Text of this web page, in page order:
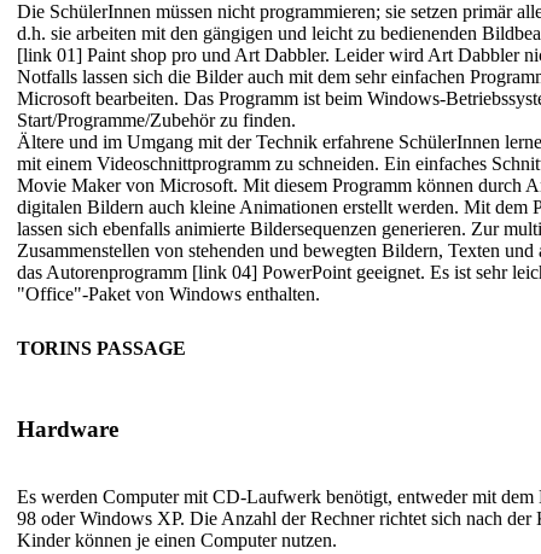
Die SchülerInnen müssen nicht programmieren; sie setzen primär
d.h. sie arbeiten mit den gängigen und leicht zu bedienenden
[link 01] Paint shop pro und Art Dabbler. Leider wird Art Dabbler
Notfalls lassen sich die Bilder auch mit dem sehr einfachen
Microsoft bearbeiten. Das Programm ist beim Windows-
Start/Programme/Zubehör zu finden.
Ältere und im Umgang mit der Technik erfahrene SchülerInnen
mit einem Videoschnittprogramm zu schneiden. Ein einfaches
Movie Makervon Microsoft. Mit diesem Programm können durch
digitalen Bildern auch kleine Animationen erstellt werden. Mit dem
lassen sich ebenfalls animierte Bildersequenzen generieren. Zur
Zusammenstellen von stehenden und bewegten Bildern, Texten
das Autorenprogramm [link 04] PowerPoint geeignet. Es ist sehr
"Office"-Paket von Windows enthalten.
TORINS PASSAGE
Hardware
Es werden Computer mit CD-Laufwerk benötigt, entweder mit dem
98 oder Windows XP. Die Anzahl der Rechner richtet sich nach der
Kinder können je einen Computer nutzen.